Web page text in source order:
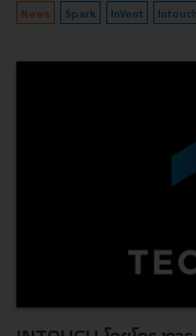
News Spark InVent Intouch